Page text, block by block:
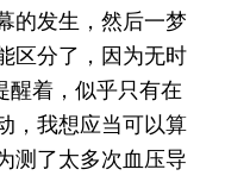
的发生，然后一梦
区分了，因为无时
醒着，似乎只有在
，我想应当可以算
测了太多次血压导